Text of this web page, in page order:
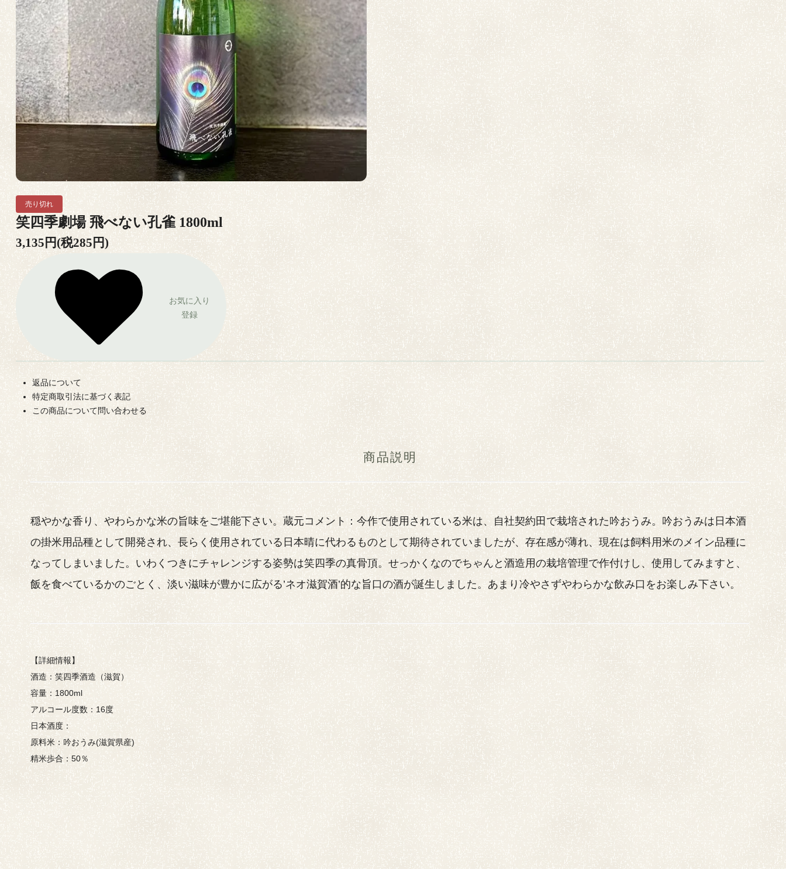
売り切れ
笑四季劇場 飛べない孔雀 1800ml
3,135円(税285円)
お気に入り
登録
返品について
特定商取引法に基づく表記
この商品について問い合わせる
商品説明
穏やかな香り、やわらかな米の旨味をご堪能下さい。蔵元コメント：今作で使用されている米は、自社契約田で栽培された吟おうみ。吟おうみは日本酒
の掛米用品種として開発され、長らく使用されている日本晴に代わるものとして期待されていましたが、存在感が薄れ、現在は飼料用米のメイン品種に
なってしまいました。いわくつきにチャレンジする姿勢は笑四季の真骨頂。せっかくなのでちゃんと酒造用の栽培管理で作付けし、使用してみますと、
飯を食べているかのごとく、淡い滋味が豊かに広がる’ネオ滋賀酒’的な旨口の酒が誕生しました。あまり冷やさずやわらかな飲み口をお楽しみ下さい。
【詳細情報】
酒造：笑四季酒造（滋賀）
容量：1800ml
アルコール度数：16度
日本酒度：
原料米：吟おうみ(滋賀県産)
精米歩合：50％